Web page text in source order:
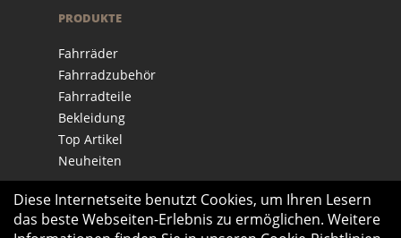
PRODUKTE
Fahrräder
Fahrradzubehör
Fahrradteile
Bekleidung
Top Artikel
Neuheiten
Diese Internetseite benutzt Cookies, um Ihren Lesern
das beste Webseiten-Erlebnis zu ermöglichen. Weitere